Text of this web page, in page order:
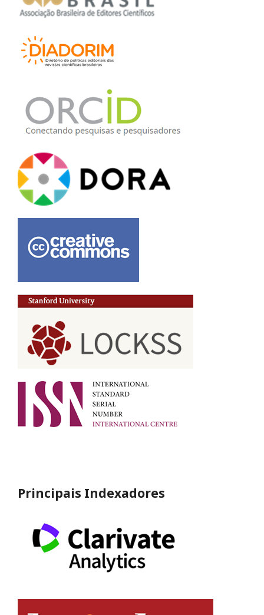
Principais Indexadores